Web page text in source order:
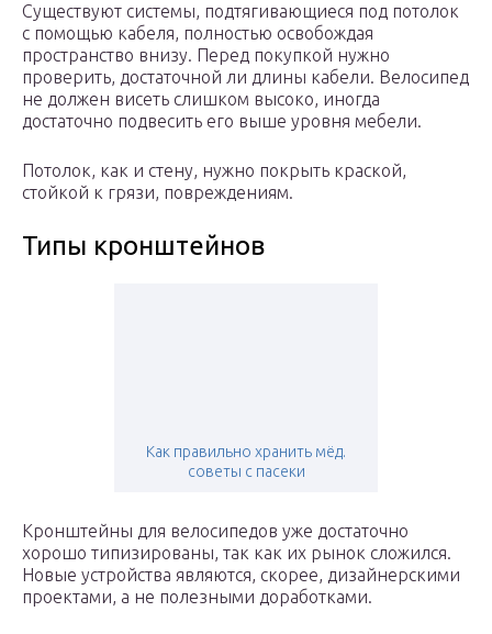
Существуют системы, подтягивающиеся под потолок
с помощью кабеля, полностью освобождая
пространство внизу. Перед покупкой нужно
проверить, достаточной ли длины кабели. Велосипед
не должен висеть слишком высоко, иногда
достаточно подвесить его выше уровня мебели.
Потолок, как и стену, нужно покрыть краской,
стойкой к грязи, повреждениям.
Типы кронштейнов
Как правильно хранить мёд.
советы с пасеки
Кронштейны для велосипедов уже достаточно
хорошо типизированы, так как их рынок сложился.
Новые устройства являются, скорее, дизайнерскими
проектами, а не полезными доработками.